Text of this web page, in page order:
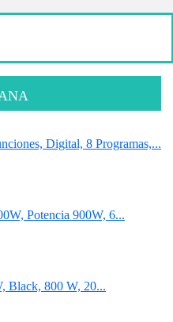
Digital, 8 Programas,...
Potencia 900W, 6...
Black, 800 W, 20...